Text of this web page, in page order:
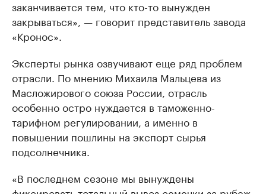
заканчивается тем, что кто-то вынужден
закрываться», — говорит представитель завода
«Кронос».
Эксперты рынка озвучивают еще ряд проблем
отрасли. По мнению Михаила Мальцева из
Масложирового союза России, отрасль
особенно остро нуждается в таможенно-
тарифном регулировании, а именно в
повышении пошлины на экспорт сырья
подсолнечника.
«В последнем сезоне мы вынуждены